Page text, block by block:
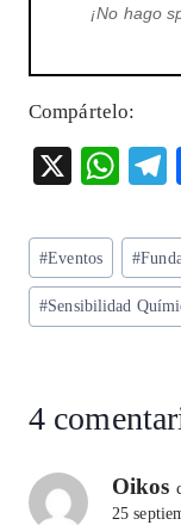
¡No hago
Compártelo:
X
W
ts
A
p
Etiquetas
de
la
#Eventos #
#Sensibilidad
4
Oikos
25